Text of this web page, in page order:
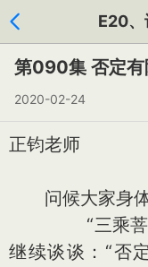
E20、
第090集 否定有
2020-02-24
正钧老师
问候大家身体
“三乘菩提之
继续谈谈：“否